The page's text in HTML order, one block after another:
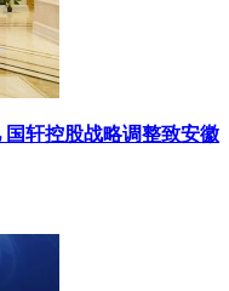
国轩控股战略调整致安徽